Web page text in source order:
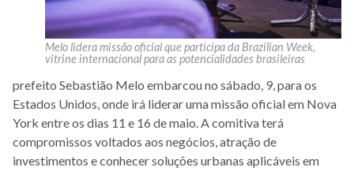
Melo lidera missão oficial que participa da Brazilian Week,
vitrine internacional para as potencialidades brasileiras
prefeito Sebastião Melo embarcou no sábado, 9, para os
Estados Unidos, onde irá liderar uma missão oficial em Nova
York entre os dias 11 e 16 de maio. A comitiva terá
compromissos voltados aos negócios, atração de
investimentos e conhecer soluções urbanas aplicáveis em